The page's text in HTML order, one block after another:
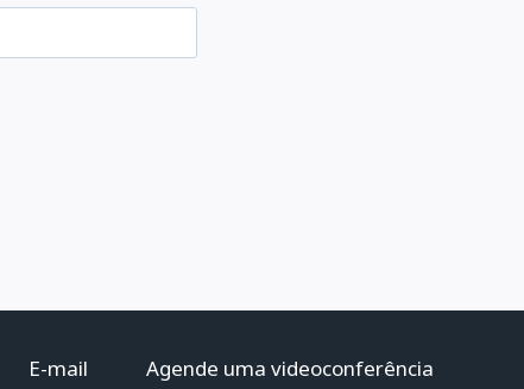
E-mail Agende uma videoconferência